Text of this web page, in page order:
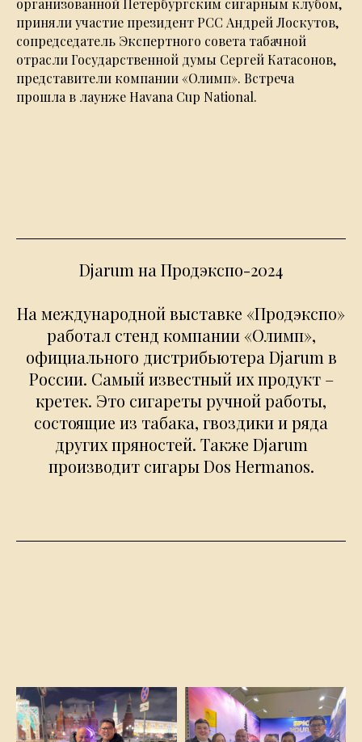
организованной Петербургским сигарным клубом,
приняли участие президент РСС Андрей Лоскутов,
сопредседатель Экспертного совета табачной
отрасли Государственной думы Сергей Катасонов,
представители компании «Олимп». Встреча
прошла в лаунже Havana Cup National.
Djarum на Продэкспо-2024
На международной выставке «Продэкспо»
работал стенд компании «Олимп»,
официального дистрибьютера Djarum в
России. Самый известный их продукт –
кретек. Это сигареты ручной работы,
состоящие из табака, гвоздики и ряда
других пряностей. Также Djarum
производит сигары Dos Hermanos.